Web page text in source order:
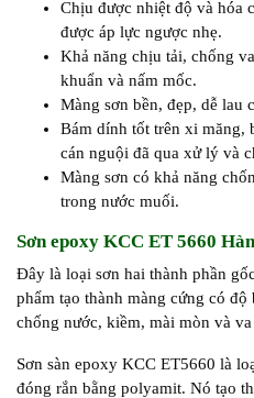
Chịu được nhiệt độ và hóa
được áp lực ngược nhẹ.
Khả năng chịu tải, chống
khuẩn và nấm mốc.
Màng sơn bền, đẹp, dễ lau
Bám dính tốt trên xi măng,
cán nguội đã qua xử lý và
Màng sơn có khả năng
trong nước muối.
Sơn epoxy KCC ET 5660
Đây là loại sơn hai thành phần
phẩm tạo thành màng cứng có
chống nước, kiềm, mài mòn và va
Sơn sàn epoxy KCC ET5660 là
đóng rắn bằng polyamit. Nó tạo